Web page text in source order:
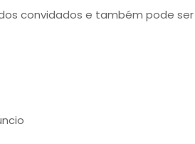
convidados e também pode